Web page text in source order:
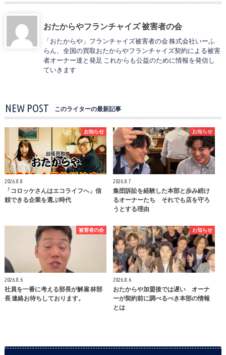
おたからやフランチャイズ 被害者の会
「おたからや」フランチャイズ被害者の会 株式会社いーふ
らん、全国の買取おたからやフランチャイズ契約による被害
者オーナー達と発足 これからも公益のために情報を発信し
ていきます
NEW POST このライターの最新記事
お知らせ
2026.8.8
「コロッケさんはエコライフへ」信
頼できる企業を選ぶ時代
お知らせ
2026.8.7
集団訴訟を経験した本部と歩み続け
るオーナーたち それでも店を守ろ
うとする理由
被害者の会
2026.8.6
社員を一番に考える部長が解雇 林部
長 連絡お待ちしております。
お知らせ
2026.8.6
おたからや加盟後では遅い オーナ
ーが契約前に調べるべき本部の情報
とは